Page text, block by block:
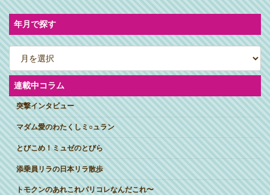
年月で探す
ア
ー
カ
イ
ブ連載中コラム
突撃インタビュー
マダム愛のわたくしミ○ュラン
とびこめ！ミュゼのとびら
添乗員リラの日本リラ散歩
トモクンのあれこれパリコレなんだこれ〜